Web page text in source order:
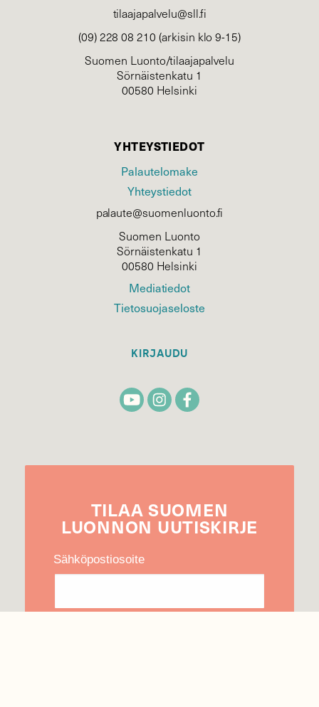
tilaajapalvelu@sll.fi
(09) 228 08 210 (arkisin klo 9-15)
Suomen Luonto/tilaajapalvelu
Sörnäistenkatu 1
00580 Helsinki
YHTEYSTIEDOT
Palautelomake
Yhteystiedot
palaute@suomenluonto.fi
Suomen Luonto
Sörnäistenkatu 1
00580 Helsinki
Mediatiedot
Tietosuojaseloste
KIRJAUDU
TILAA SUOMEN
LUONNON UUTIS­KIRJE
Sähköpostiosoite